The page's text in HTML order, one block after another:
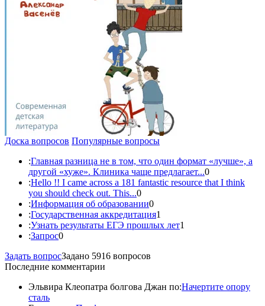
Доска вопросов Популярные вопросы
:Главная разница не в том, что один формат «лучше», а
другой «хуже». Клиника чаще предлагает...0
:Hello !! I came across a 181 fantastic resource that I think
you should check out. This...0
:Информация об образовании0
:Государственная аккредитация1
:Узнать результаты ЕГЭ прошлых лет1
:Запрос0
Задать вопросЗадано 5916 вопросов
Последние комментарии
Эльвира Клеопатра болгова Джан по:Начертите опору
сталь